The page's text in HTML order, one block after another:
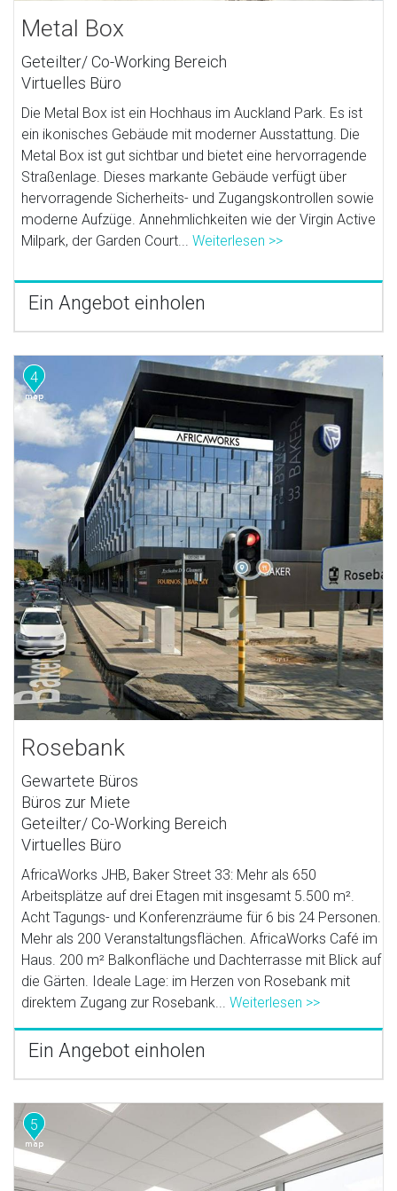
Metal Box
Geteilter/ Co-Working Bereich
Virtuelles Büro
Die Metal Box ist ein Hochhaus im Auckland Park. Es ist
ein ikonisches Gebäude mit moderner Ausstattung. Die
Metal Box ist gut sichtbar und bietet eine hervorragende
Straßenlage. Dieses markante Gebäude verfügt über
hervorragende Sicherheits- und Zugangskontrollen sowie
moderne Aufzüge. Annehmlichkeiten wie der Virgin Active
Milpark, der Garden Court...Weiterlesen >>
Ein Angebot einholen
4
Rosebank
Gewartete Büros
Büros zur Miete
Geteilter/ Co-Working Bereich
Virtuelles Büro
AfricaWorks JHB, Baker Street 33: Mehr als 650
Arbeitsplätze auf drei Etagen mit insgesamt 5.500 m².
Acht Tagungs- und Konferenzräume für 6 bis 24 Personen.
Mehr als 200 Veranstaltungsflächen. AfricaWorks Café im
Haus. 200 m² Balkonfläche und Dachterrasse mit Blick auf
die Gärten. Ideale Lage: im Herzen von Rosebank mit
direktem Zugang zur Rosebank...Weiterlesen >>
Ein Angebot einholen
5